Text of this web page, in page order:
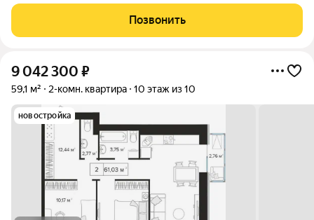
Отличный вариант для тех, кто ценит прекрасную
транспортную развязку и
Позвонить
9 042 300 ₽
59,1 м² 2-комн. квартира 10 этаж из 10
новостройка